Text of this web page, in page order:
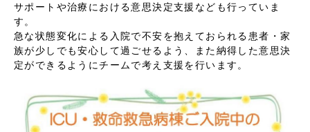
サポートや治療における意思決定支援なども行っていま
す。
急な状態変化による入院で不安を抱えておられる患者・家
族が少しでも安心して過ごせるよう、また納得した意思決
定ができるようにチームで考え支援を行います。